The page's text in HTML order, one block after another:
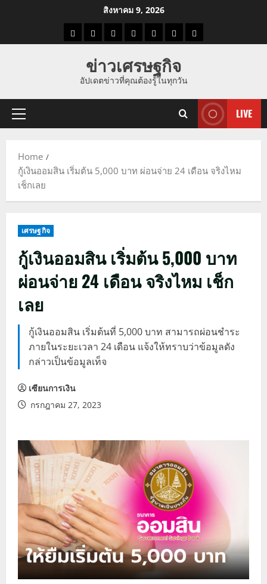
สิงหาคม 9, 2026
ราคาแนว
ราคา
ทอง
ข่าว
นี้
ข่าว
ดูด
ที่
ผู้ชาย
ข่าวเศรษฐกิจ
อัปเดตข่าวที่คุณต้องรู้ในทุกวัน
Primary
LIVE
Home
กู้เงินออมสิน เริ่มต้น 5,000 บาท ผ่อนจ่าย 24 เดือน จริงไหม
เช็กเลย
เศรษฐกิจ
กู้เงินออมสิน เริ่มต้น 5,000 บาท
ผ่อนจ่าย 24 เดือน จริงไหม เช็ก
เลย
กู้เงินออมสิน เริ่มต้นที่ 5,000 บาท สามารถผ่อนชำระ
ภายในระยะเวลา 24 เดือน แจ้งให้ทราบว่าข้อมูลดัง
กล่าวเป็นข้อมูลเท็จ
เซียนการเงิน
กรกฎาคม 27, 2023